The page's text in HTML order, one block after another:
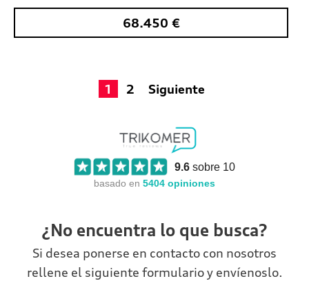
68.450 €
1 2 Siguiente
9.6sobre 10
basado en 5404 opiniones
¿No encuentra lo que busca?
Si desea ponerse en contacto con nosotros
rellene el siguiente formulario y envíenoslo.